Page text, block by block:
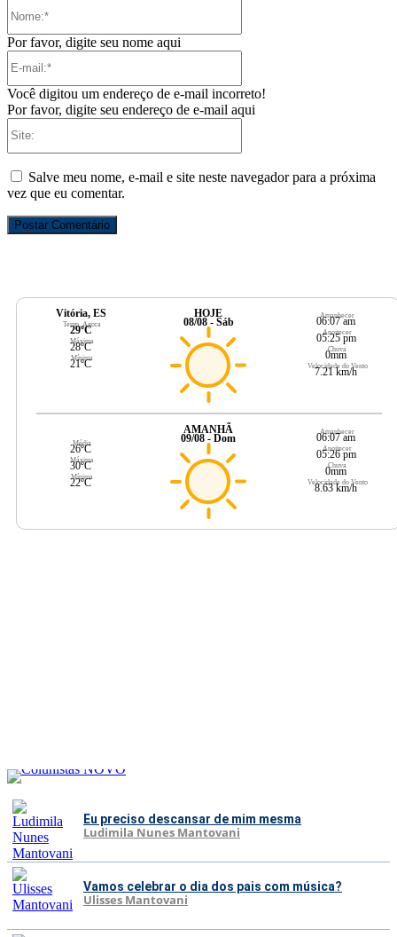
Por favor, digite seu nome aqui
Você digitou um endereço de e-mail incorreto!
Por favor, digite seu endereço de e-mail aqui
Salve meu nome, e-mail e site neste navegador para a próxima
vez que eu comentar.
Vitória, ES
Temp. Agora
29ºC
Máxima
28ºC
Mínima
21ºC
HOJE
08/08 - Sáb
Amanhecer
06:07 am
Anoitecer
05:25 pm
Chuva
0mm
Velocidade do Vento
7.21 km/h
Média
26ºC
Máxima
30ºC
Mínima
22ºC
AMANHÃ
09/08 - Dom
Amanhecer
06:07 am
Anoitecer
05:26 pm
Chuva
0mm
Velocidade do Vento
8.63 km/h
Eu preciso descansar de mim mesma
Ludimila Nunes Mantovani
Vamos celebrar o dia dos pais com música?
Ulisses Mantovani